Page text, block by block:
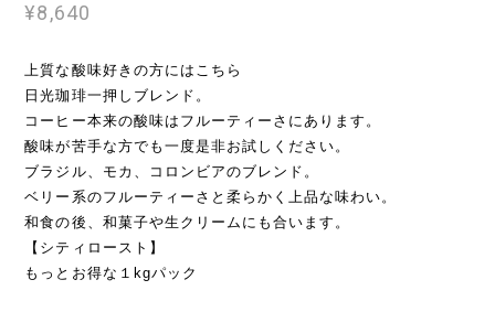
¥8,640
上質な酸味好きの方にはこちら
日光珈琲一押しブレンド。
コーヒー本来の酸味はフルーティーさにあります。
酸味が苦手な方でも一度是非お試しください。
ブラジル、モカ、コロンビアのブレンド。
ベリー系のフルーティーさと柔らかく上品な味わい。
和食の後、和菓子や生クリームにも合います。
【シティロースト】
もっとお得な１kgパック